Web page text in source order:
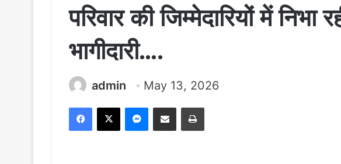
परिवार की जिम्मेदारियों में निभा
भागीदारी….
admin May 13, 2026
Facebook
X Messenger
Share via Email Print